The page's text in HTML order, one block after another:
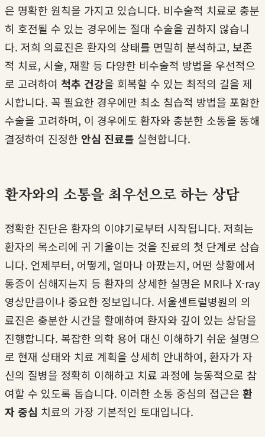
은 명확한 원칙을 가지고 있습니다. 비수술적 치료로 충분
히 호전될 수 있는 경우에는 절대 수술을 권하지 않습니
다. 저희 의료진은 환자의 상태를 면밀히 분석하고, 보존
적 치료, 시술, 재활 등 다양한 비수술적 방법을 우선적으
로 고려하여 척추 건강을 회복할 수 있는 최적의 길을 제
시합니다. 꼭 필요한 경우에만 최소 침습적 방법을 포함한
수술을 고려하며, 이 경우에도 환자와 충분한 소통을 통해
결정하여 진정한 안심 진료를 실현합니다.
환자와의 소통을 최우선으로 하는 상담
정확한 진단은 환자의 이야기로부터 시작됩니다. 저희는
환자의 목소리에 귀 기울이는 것을 진료의 첫 단계로 삼습
니다. 언제부터, 어떻게, 얼마나 아팠는지, 어떤 상황에서
통증이 심해지는지 등 환자의 상세한 설명은 MRI나 X-ray
영상만큼이나 중요한 정보입니다. 서울센트럴병원의 의
료진은 충분한 시간을 할애하여 환자와 깊이 있는 상담을
진행합니다. 복잡한 의학 용어 대신 이해하기 쉬운 설명으
로 현재 상태와 치료 계획을 상세히 안내하여, 환자가 자
신의 질병을 정확히 이해하고 치료 과정에 능동적으로 참
여할 수 있도록 돕습니다. 이러한 소통 중심의 접근은 환
자 중심 치료의 가장 기본적인 토대입니다.